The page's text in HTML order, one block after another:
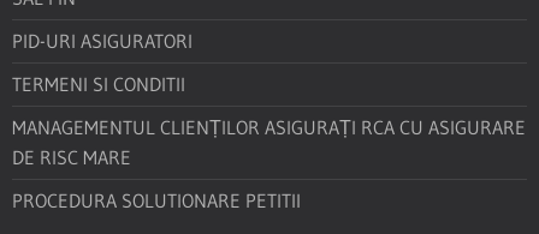
PID-URI ASIGURATORI
TERMENI SI CONDITII
MANAGEMENTUL CLIENȚILOR ASIGURAȚI RCA CU ASIGURARE
DE RISC MARE
PROCEDURA SOLUTIONARE PETITII